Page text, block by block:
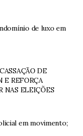
de luxo em
DE
E REFORÇA
NAS ELEIÇÕES
em movimento;